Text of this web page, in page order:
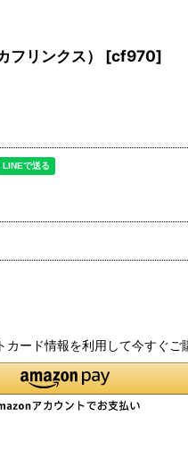
リンクス） [cf970]
ード情報を利用して今すぐご